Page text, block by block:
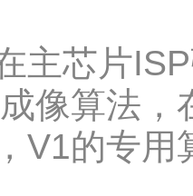
芯片ISP
像算法
V1的专